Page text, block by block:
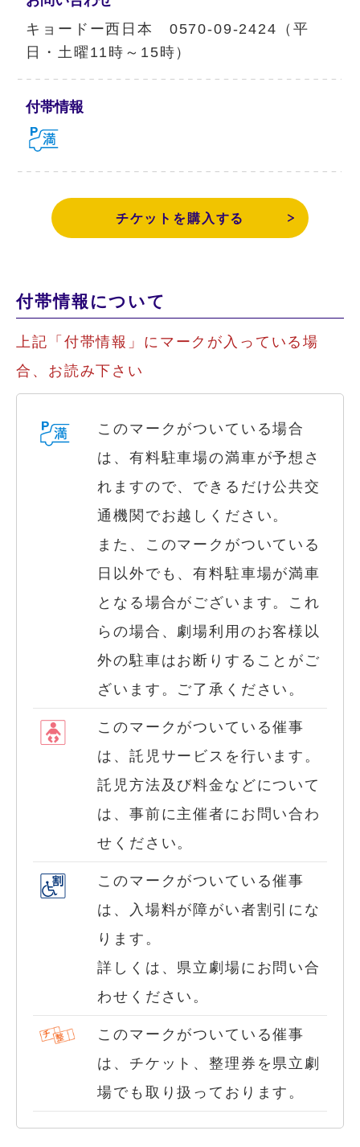
キョードー西日本 0570-09-2424（平
日・土曜11時～15時）
付帯情報
チケットを購入する
付帯情報について
上記「付帯情報」にマークが入っている場
合、お読み下さい
このマークがついている場合
は、有料駐車場の満車が予想さ
れますので、できるだけ公共交
通機関でお越しください。
また、このマークがついている
日以外でも、有料駐車場が満車
となる場合がございます。これ
らの場合、劇場利用のお客様以
外の駐車はお断りすることがご
ざいます。ご了承ください。
このマークがついている催事
は、託児サービスを行います。
託児方法及び料金などについて
は、事前に主催者にお問い合わ
せください。
このマークがついている催事
は、入場料が障がい者割引にな
ります。
詳しくは、県立劇場にお問い合
わせください。
このマークがついている催事
は、チケット、整理券を県立劇
場でも取り扱っております。